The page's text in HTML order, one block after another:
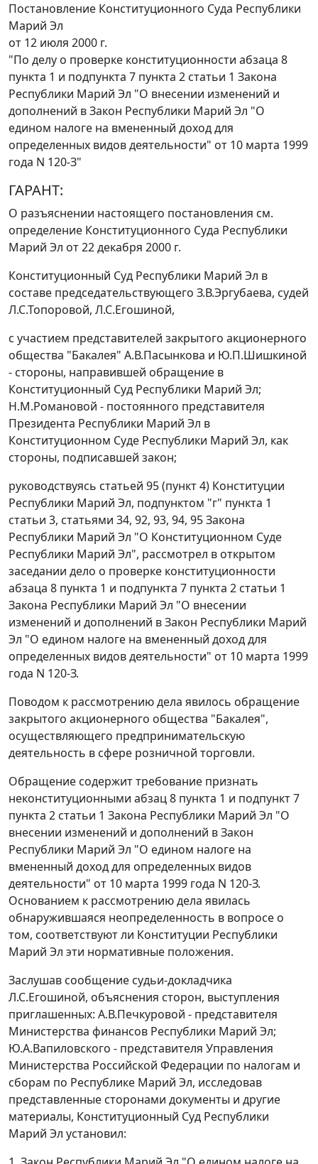
Постановление Конституционного Суда Республики
Марий Эл
от 12 июля 2000 г.
"По делу о проверке конституционности абзаца 8
пункта 1 и подпункта 7 пункта 2 статьи 1 Закона
Республики Марий Эл "О внесении изменений и
дополнений в Закон Республики Марий Эл "О
едином налоге на вмененный доход для
определенных видов деятельности" от 10 марта 1999
года N 120-З"
ГАРАНТ:
О разъяснении настоящего постановления см.
определение Конституционного Суда Республики
Марий Эл от 22 декабря 2000 г.
Конституционный Суд Республики Марий Эл в
составе председательствующего З.В.Эргубаева, судей
Л.С.Топоровой, Л.С.Егошиной,
с участием представителей закрытого акционерного
общества "Бакалея" А.В.Пасынкова и Ю.П.Шишкиной
- стороны, направившей обращение в
Конституционный Суд Республики Марий Эл;
Н.М.Романовой - постоянного представителя
Президента Республики Марий Эл в
Конституционном Суде Республики Марий Эл, как
стороны, подписавшей закон;
руководствуясь статьей 95 (пункт 4) Конституции
Республики Марий Эл, подпунктом "г" пункта 1
статьи 3, статьями 34, 92, 93, 94, 95Закона
Республики Марий Эл "О Конституционном Суде
Республики Марий Эл", рассмотрел в открытом
заседании дело о проверке конституционности
абзаца 8 пункта 1 и подпункта 7 пункта 2 статьи 1
Закона Республики Марий Эл "О внесении
изменений и дополнений в Закон Республики Марий
Эл "О едином налоге на вмененный доход для
определенных видов деятельности" от 10 марта 1999
года N 120-З.
Поводом к рассмотрению дела явилось обращение
закрытого акционерного общества "Бакалея",
осуществляющего предпринимательскую
деятельность в сфере розничной торговли.
Обращение содержит требование признать
неконституционными абзац 8 пункта 1 и подпункт 7
пункта 2 статьи 1 Закона Республики Марий Эл "О
внесении изменений и дополнений в Закон
Республики Марий Эл "О едином налоге на
вмененный доход для определенных видов
деятельности" от 10 марта 1999 года N 120-З.
Основанием к рассмотрению дела явилась
обнаружившаяся неопределенность в вопросе о
том, соответствуют ли Конституции Республики
Марий Эл эти нормативные положения.
Заслушав сообщение судьи-докладчика
Л.С.Егошиной, объяснения сторон, выступления
приглашенных: А.В.Печкуровой - представителя
Министерства финансов Республики Марий Эл;
Ю.А.Вапиловского - представителя Управления
Министерства Российской Федерации по налогам и
сборам по Республике Марий Эл, исследовав
представленные сторонами документы и другие
материалы, Конституционный Суд Республики
Марий Эл установил: